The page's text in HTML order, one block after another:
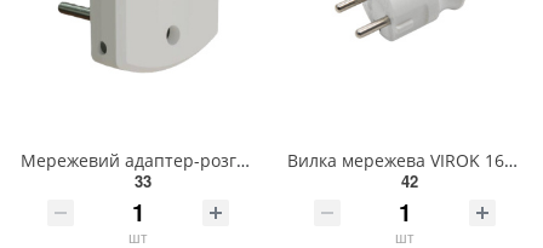
Мережевий адаптер-розгалужувач VIROK 10А/230V 09V012
33
шт
Вилка мережева VIROK 16А/250V з заземленням з прямим виходом кабеля 09V002
42
шт